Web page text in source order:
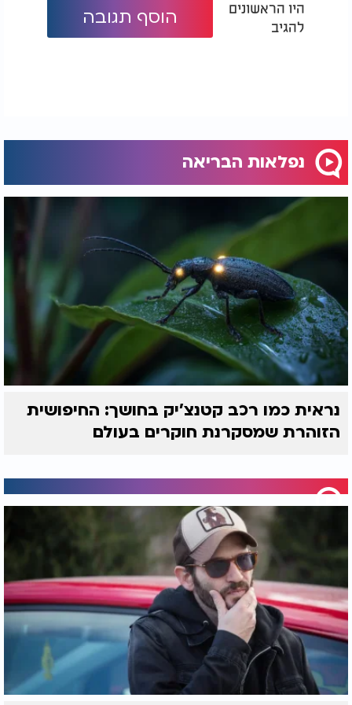
היו הראשונים
להגיב
הוסף תגובה
נפלאות הבריאה
נראית כמו רכב קטנצ'יק בחושך: החיפושית
הזוהרת שמסקרנת חוקרים בעולם